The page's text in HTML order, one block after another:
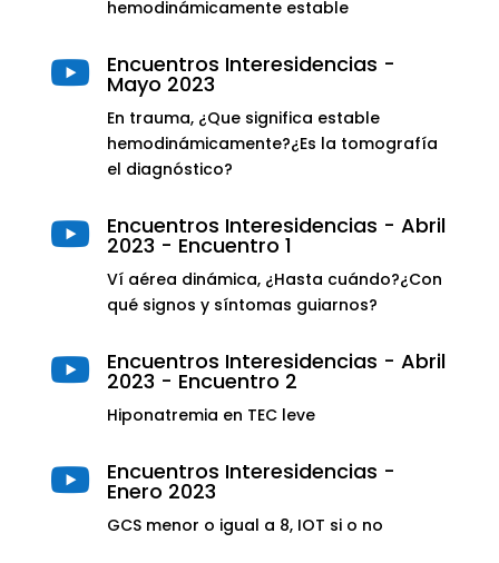
hemodinámicamente estable
 Encuentros Interesidencias -
Mayo 2023
En trauma, ¿Que significa estable
hemodinámicamente?¿Es la tomografía
el diagnóstico?
 Encuentros Interesidencias - Abril
2023 - Encuentro 1
Ví aérea dinámica, ¿Hasta cuándo?¿Con
qué signos y síntomas guiarnos?
 Encuentros Interesidencias - Abril
2023 - Encuentro 2
Hiponatremia en TEC leve
 Encuentros Interesidencias -
Enero 2023
GCS menor o igual a 8, IOT si o no